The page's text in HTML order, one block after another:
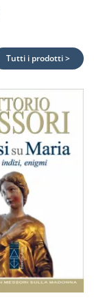
Tutti i prodotti >